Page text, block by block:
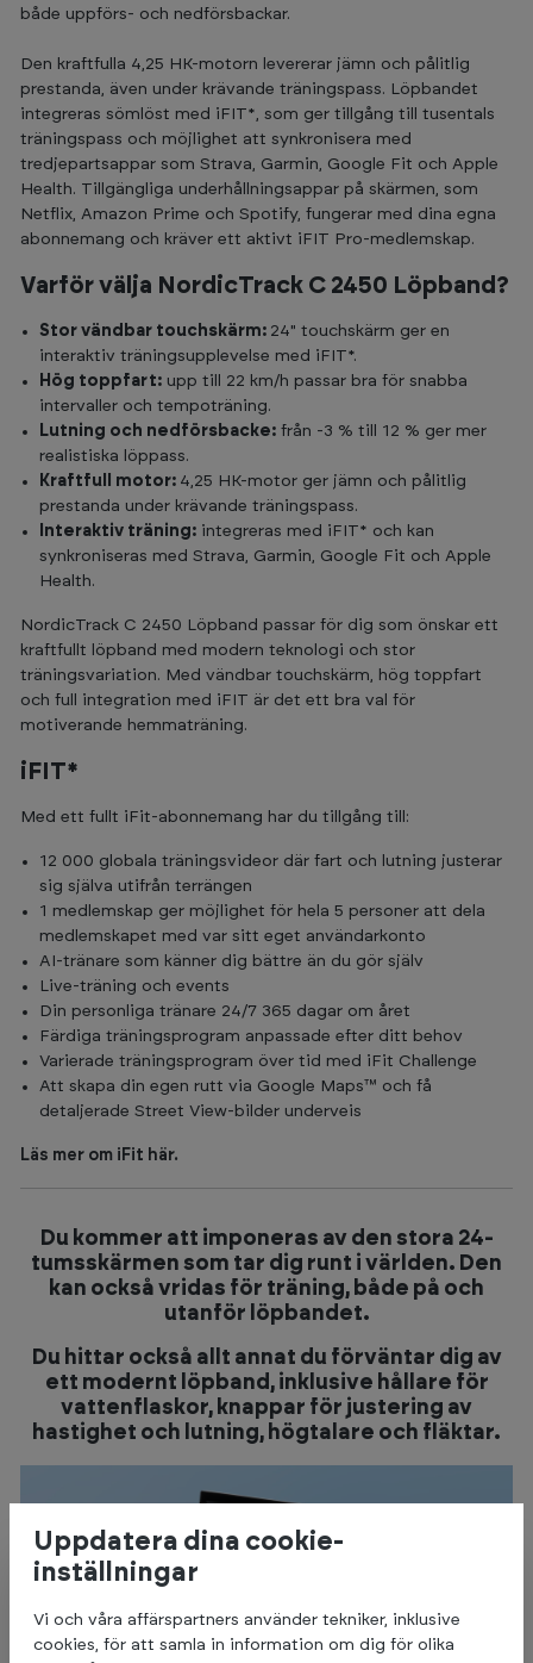
både uppförs- och nedförsbackar.
Den kraftfulla 4,25 HK-motorn levererar jämn och pålitlig
prestanda, även under krävande träningspass. Löpbandet
integreras sömlöst med iFIT*, som ger tillgång till tusentals
träningspass och möjlighet att synkronisera med
tredjepartsappar som Strava, Garmin, Google Fit och Apple
Health. Tillgängliga underhållningsappar på skärmen, som
Netflix, Amazon Prime och Spotify, fungerar med dina egna
abonnemang och kräver ett aktivt iFIT Pro-medlemskap.
Varför välja NordicTrack C 2450 Löpband?
Stor vändbar touchskärm: 24" touchskärm ger en
interaktiv träningsupplevelse med iFIT*.
Hög toppfart: upp till 22 km/h passar bra för snabba
intervaller och tempoträning.
Lutning och nedförsbacke: från -3 % till 12 % ger mer
realistiska löppass.
Kraftfull motor: 4,25 HK-motor ger jämn och pålitlig
prestanda under krävande träningspass.
Interaktiv träning: integreras med iFIT* och kan
synkroniseras med Strava, Garmin, Google Fit och Apple
Health.
NordicTrack C 2450 Löpband passar för dig som önskar ett
kraftfullt löpband med modern teknologi och stor
träningsvariation. Med vändbar touchskärm, hög toppfart
och full integration med iFIT är det ett bra val för
motiverande hemmaträning.
iFIT*
Med ett fullt iFit-abonnemang har du tillgång till:
12 000 globala träningsvideor där fart och lutning justerar
sig själva utifrån terrängen
1 medlemskap ger möjlighet för hela 5 personer att dela
medlemskapet med var sitt eget användarkonto
AI-tränare som känner dig bättre än du gör själv
Live-träning och events
Din personliga tränare 24/7 365 dagar om året
Färdiga träningsprogram anpassade efter ditt behov
Varierade träningsprogram över tid med iFit Challenge
Att skapa din egen rutt via Google Maps™ och få
detaljerade Street View-bilder underveis
Läs mer om iFit här.
Du kommer att imponeras av den stora 24-
tumsskärmen som tar dig runt i världen. Den
kan också vridas för träning, både på och
utanför löpbandet.
Du hittar också allt annat du förväntar dig av
ett modernt löpband, inklusive hållare för
vattenflaskor, knappar för justering av
hastighet och lutning, högtalare och fläktar.
Uppdatera dina cookie-
inställningar
Vi och våra affärspartners använder tekniker, inklusive
cookies, för att samla in information om dig för olika